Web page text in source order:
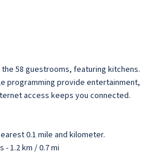
58 guestrooms, featuring kitchens.
programming provide entertainment,
access keeps you connected.
0.1 mile and kilometer.
- 1.2 km / 0.7 mi